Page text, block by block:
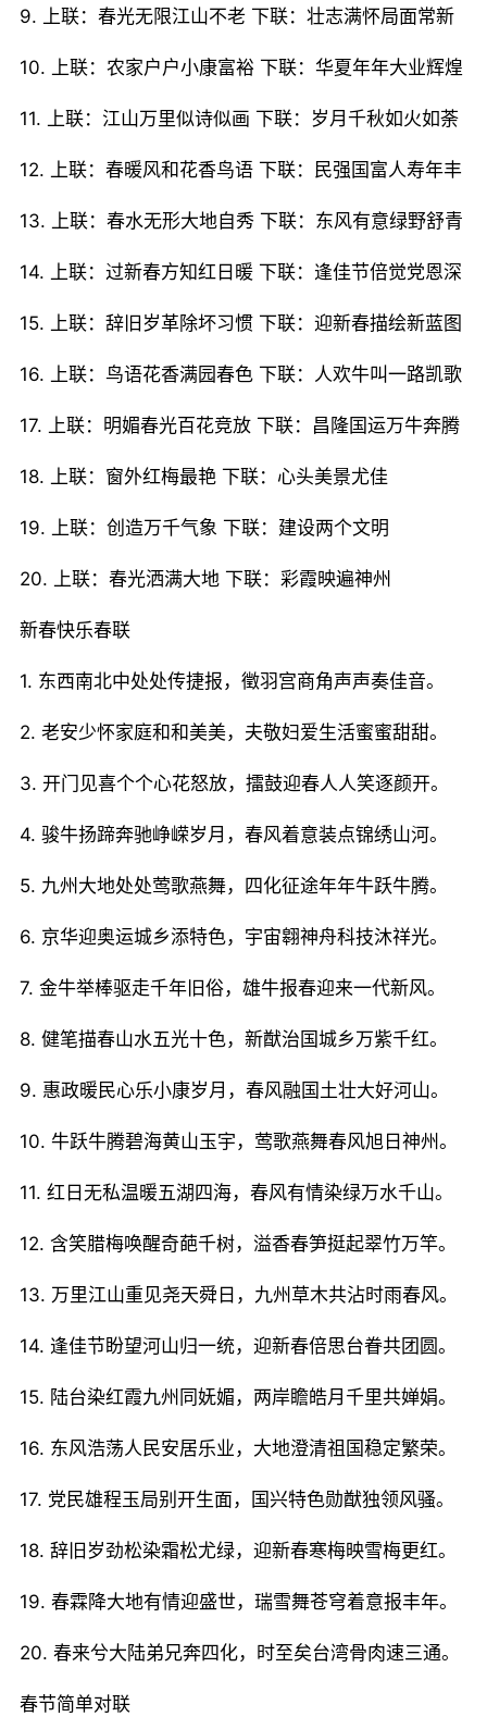
9. 上联：春光无限江山不老 下联：壮志满怀局面常新
10. 上联：农家户户小康富裕 下联：华夏年年大业辉煌
11. 上联：江山万里似诗似画 下联：岁月千秋如火如荼
12. 上联：春暖风和花香鸟语 下联：民强国富人寿年丰
13. 上联：春水无形大地自秀 下联：东风有意绿野舒青
14. 上联：过新春方知红日暖 下联：逢佳节倍觉党恩深
15. 上联：辞旧岁革除坏习惯 下联：迎新春描绘新蓝图
16. 上联：鸟语花香满园春色 下联：人欢牛叫一路凯歌
17. 上联：明媚春光百花竞放 下联：昌隆国运万牛奔腾
18. 上联：窗外红梅最艳 下联：心头美景尤佳
19. 上联：创造万千气象 下联：建设两个文明
20. 上联：春光洒满大地 下联：彩霞映遍神州
新春快乐春联
1. 东西南北中处处传捷报，徵羽宫商角声声奏佳音。
2. 老安少怀家庭和和美美，夫敬妇爱生活蜜蜜甜甜。
3. 开门见喜个个心花怒放，擂鼓迎春人人笑逐颜开。
4. 骏牛扬蹄奔驰峥嵘岁月，春风着意装点锦绣山河。
5. 九州大地处处莺歌燕舞，四化征途年年牛跃牛腾。
6. 京华迎奥运城乡添特色，宇宙翱神舟科技沐祥光。
7. 金牛举棒驱走千年旧俗，雄牛报春迎来一代新风。
8. 健笔描春山水五光十色，新猷治国城乡万紫千红。
9. 惠政暖民心乐小康岁月，春风融国土壮大好河山。
10. 牛跃牛腾碧海黄山玉宇，莺歌燕舞春风旭日神州。
11. 红日无私温暖五湖四海，春风有情染绿万水千山。
12. 含笑腊梅唤醒奇葩千树，溢香春笋挺起翠竹万竿。
13. 万里江山重见尧天舜日，九州草木共沾时雨春风。
14. 逢佳节盼望河山归一统，迎新春倍思台眷共团圆。
15. 陆台染红霞九州同妩媚，两岸瞻皓月千里共婵娟。
16. 东风浩荡人民安居乐业，大地澄清祖国稳定繁荣。
17. 党民雄程玉局别开生面，国兴特色勋猷独领风骚。
18. 辞旧岁劲松染霜松尤绿，迎新春寒梅映雪梅更红。
19. 春霖降大地有情迎盛世，瑞雪舞苍穹着意报丰年。
20. 春来兮大陆弟兄奔四化，时至矣台湾骨肉速三通。
春节简单对联